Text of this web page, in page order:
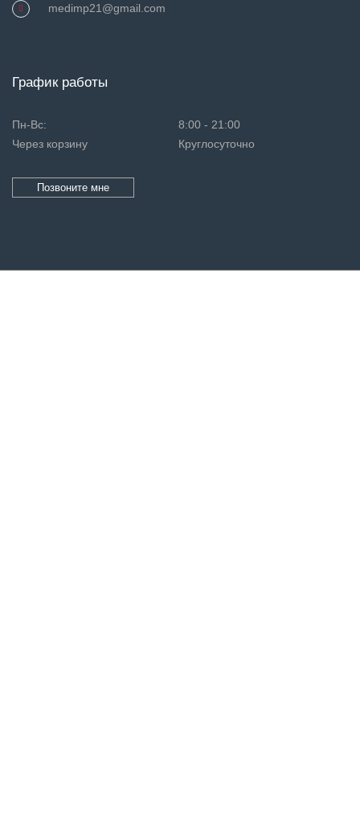
medimp21@gmail.com
График работы
Пн-Вс:
8:00 - 21:00
Через корзину
Круглосуточно
Позвоните мне